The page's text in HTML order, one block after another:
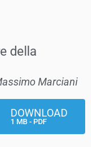
della
Marciani
DOWNLOAD
1 MB - PDF